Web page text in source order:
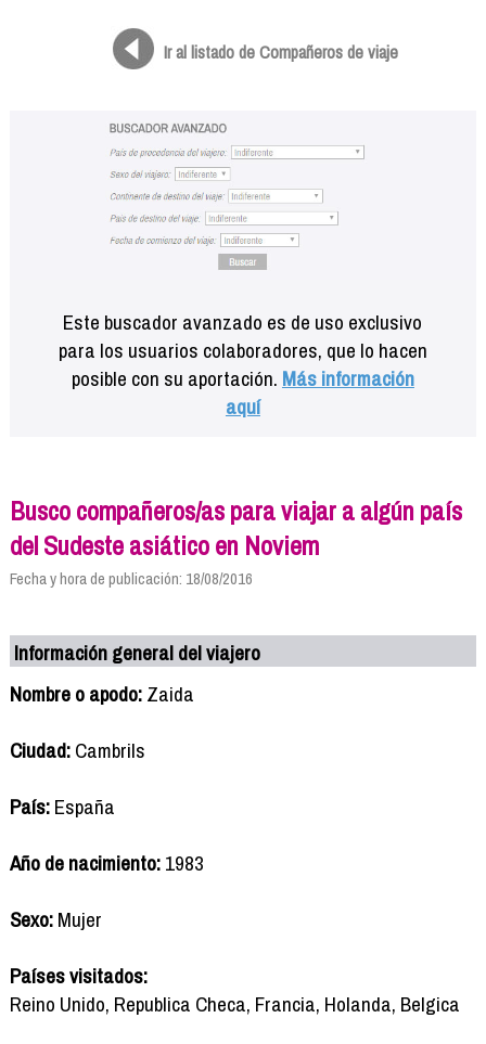
Ir al listado de Compañeros de viaje
Este buscador avanzado es de uso exclusivo
para los usuarios colaboradores, que lo hacen
posible con su aportación. Más información
aquí
Busco compañeros/as para viajar a algún país
del Sudeste asiático en Noviem
Fecha y hora de publicación: 18/08/2016
Información general del viajero
Nombre o apodo:Zaida
Ciudad:Cambrils
País:España
Año de nacimiento:1983
Sexo:Mujer
Países visitados:
Reino Unido, Republica Checa, Francia, Holanda, Belgica